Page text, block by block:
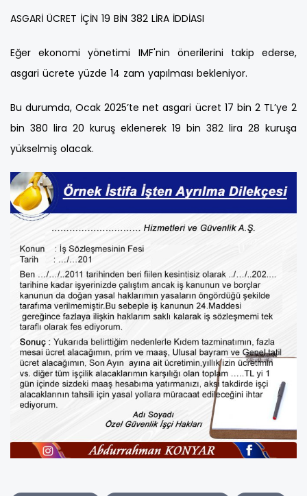
ASGARİ ÜCRET İÇİN 19 BİN 382 LİRA İDDİASI
Eğer ekonomi yönetimi IMF'nin önerilerini takip ederse,
asgari ücrete yüzde 14 zam yapılması bekleniyor.
Bu durumda, Ocak 2025’te net asgari ücret 17 bin 2 TL’ye 2
bin 380 lira 20 kuruş eklenerek 19 bin 382 lira 28 kuruşa
yükselmiş olacak.